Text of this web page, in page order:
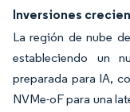
Inversiones
La región de nube
estableciendo un
preparada para IA,
NVMe-oF para una